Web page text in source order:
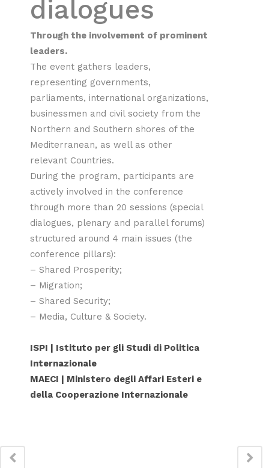
dialogues
Through the involvement of prominent
leaders.
The event gathers leaders,
representing governments,
parliaments, international organizations,
businessmen and civil society from the
Northern and Southern shores of the
Mediterranean, as well as other
relevant Countries.
During the program, participants are
actively involved in the conference
through more than 20 sessions (special
dialogues, plenary and parallel forums)
structured around 4 main issues (the
conference pillars):
– Shared Prosperity;
– Migration;
– Shared Security;
– Media, Culture & Society.
ISPI | Istituto per gli Studi di Politica
Internazionale
MAECI | Ministero degli Affari Esteri e
della Cooperazione Internazionale